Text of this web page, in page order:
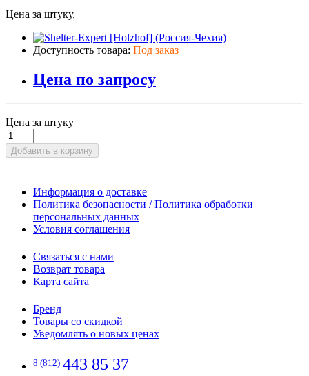
Цена за штуку,
Доступность товара: Под заказ
Цена по запросу
Цена за штуку
Добавить в корзину
Информация о доставке
Политика безопасности / Политика обработки
персональных данных
Условия соглашения
Связаться с нами
Возврат товара
Карта сайта
Бренд
Товары со скидкой
Уведомлять о новых ценах
8 (812) 443 85 37